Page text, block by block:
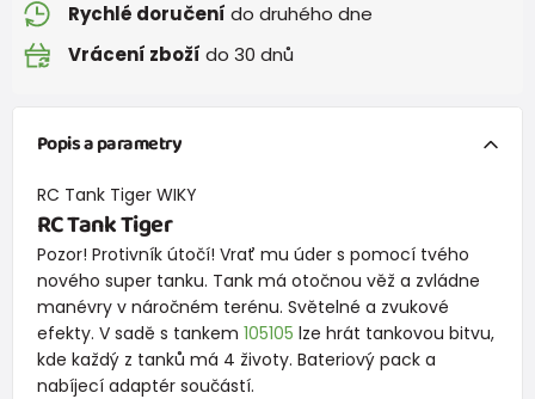
Rychlé doručení do druhého dne
Vrácení zboží do 30 dnů
Popis a parametry
RC Tank Tiger WIKY
RC Tank Tiger
Pozor! Protivník útočí! Vrať mu úder s pomocí tvého
nového super tanku. Tank má otočnou věž a zvládne
manévry v náročném terénu. Světelné a zvukové
efekty. V sadě s tankem 105105 lze hrát tankovou bitvu,
kde každý z tanků má 4 životy. Bateriový pack a
nabíjecí adaptér součástí.